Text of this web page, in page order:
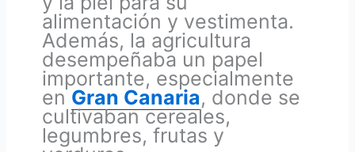
alimentación y vestimenta.
Además, la agricultura
desempeñaba un papel
importante, especialmente
en Gran Canaria, donde se
cultivaban cereales,
legumbres, frutas y